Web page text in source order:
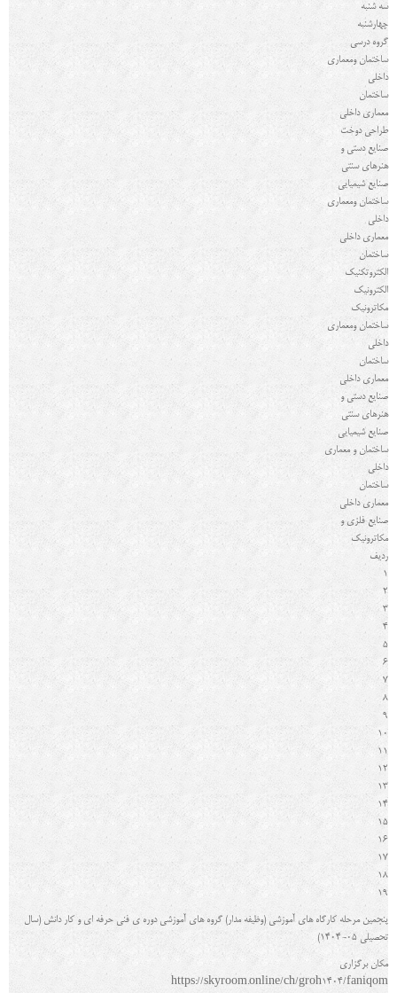
سه شنبه
چهارشنبه
گروه درسي
ساختمان ومعماری
داخلی
ساختمان
معماری داخلی
طراحی دوخت
صنایع دستی و
هنرهای سنتی
صنایع شیمیایی
ساختمان ومعماری
داخلی
معماری داخلی
ساختمان
الکتروتکنیک
الکترونیک
مکاترونیک
ساختمان ومعماری
داخلی
ساختمان
معماری داخلی
صنایع دستی و
هنرهای سنتی
صنایع شیمیایی
ساختمان و معماری
داخلی
ساختمان
معماری داخلی
صنایع فلزی و
مکاترونیک
رديف
1
2
3
4
5
6
7
8
9
10
11
12
13
14
15
16
17
18
19
پنجمین مرحله کارگاه هاي آموزشی (وظیفه مدار) گروه هاي آموزشی دوره ی فنی حرفه ای و کار دانش (سال
تحصیلی 05-1404)
مکان برگزاری
https://skyroom.online/ch/groh1404/faniqom